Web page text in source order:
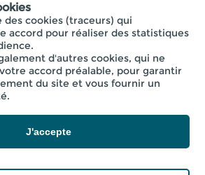
Mentions légales
CENTRE CORSE - 7 RUE DU
cookies (traceurs) qui
accord pour réaliser des statistiques
d'autres cookies, qui ne
accord préalable, pour garantir
du site et vous fournir un
J'accepte